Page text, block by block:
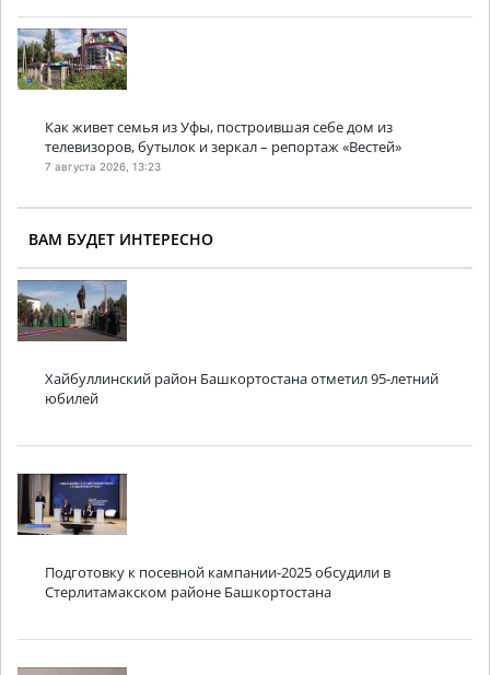
Как живет семья из Уфы, построившая себе дом из
телевизоров, бутылок и зеркал – репортаж «Вестей»
7 августа 2026, 13:23
ВАМ БУДЕТ ИНТЕРЕСНО
Хайбуллинский район Башкортостана отметил 95-летний
юбилей
Подготовку к посевной кампании-2025 обсудили в
Стерлитамакском районе Башкортостана